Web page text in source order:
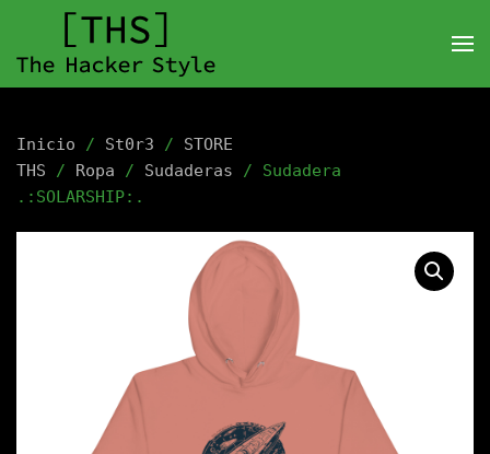
Inicio / St0r3 / STORE
THS / Ropa / Sudaderas / Sudadera
.:SOLARSHIP:.